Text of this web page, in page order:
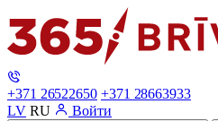
+371 26522650 +371 28663933
LV RU Войти